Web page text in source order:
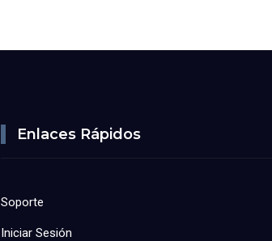
Enlaces Rápidos
Soporte
Iniciar Sesión